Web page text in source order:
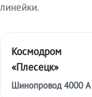
линейки.
Космодром
«Плесецк»
Шинопровод 4000 А